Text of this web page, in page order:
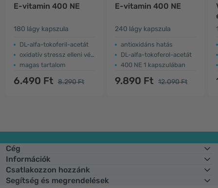
E-vitamin 400 NE
180 lágy kapszula
DL-alfa-tokoferil-acetát
oxidatív stressz elleni védelem
magas tartalom
6.490 Ft 8.290 Ft
E-vitamin 400 NE
240 lágy kapszula
antioxidáns hatás
DL-alfa-tokoferol-acetát
400 NE 1 kapszulában
9.890 Ft 12.090 Ft
Cég
Információk
Csatlakozzon hozzánk
Segítség és megrendelések